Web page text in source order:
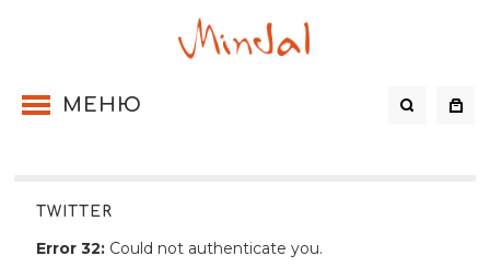
МЕНЮ
TWITTER
Error 32: Could not authenticate you.